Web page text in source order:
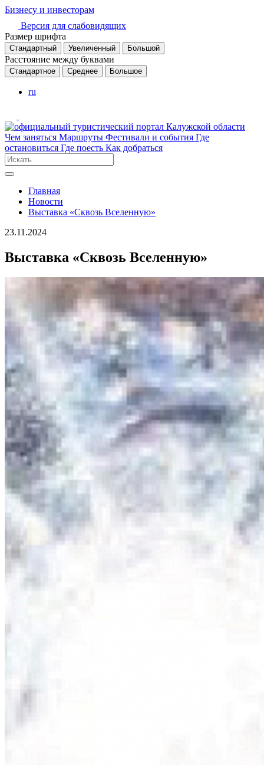
Бизнесу и инвесторам
Версия для слабовидящих
Размер шрифта
Стандартный Увеличенный Большой
Расстояние между буквами
Стандартное Среднее Большое
ru
Чем заняться Маршруты Фестивали и события Где
остановиться Где поесть Как добраться
Главная
Новости
Выставка «Сквозь Вселенную»
23.11.2024
Выставка «Сквозь Вселенную»